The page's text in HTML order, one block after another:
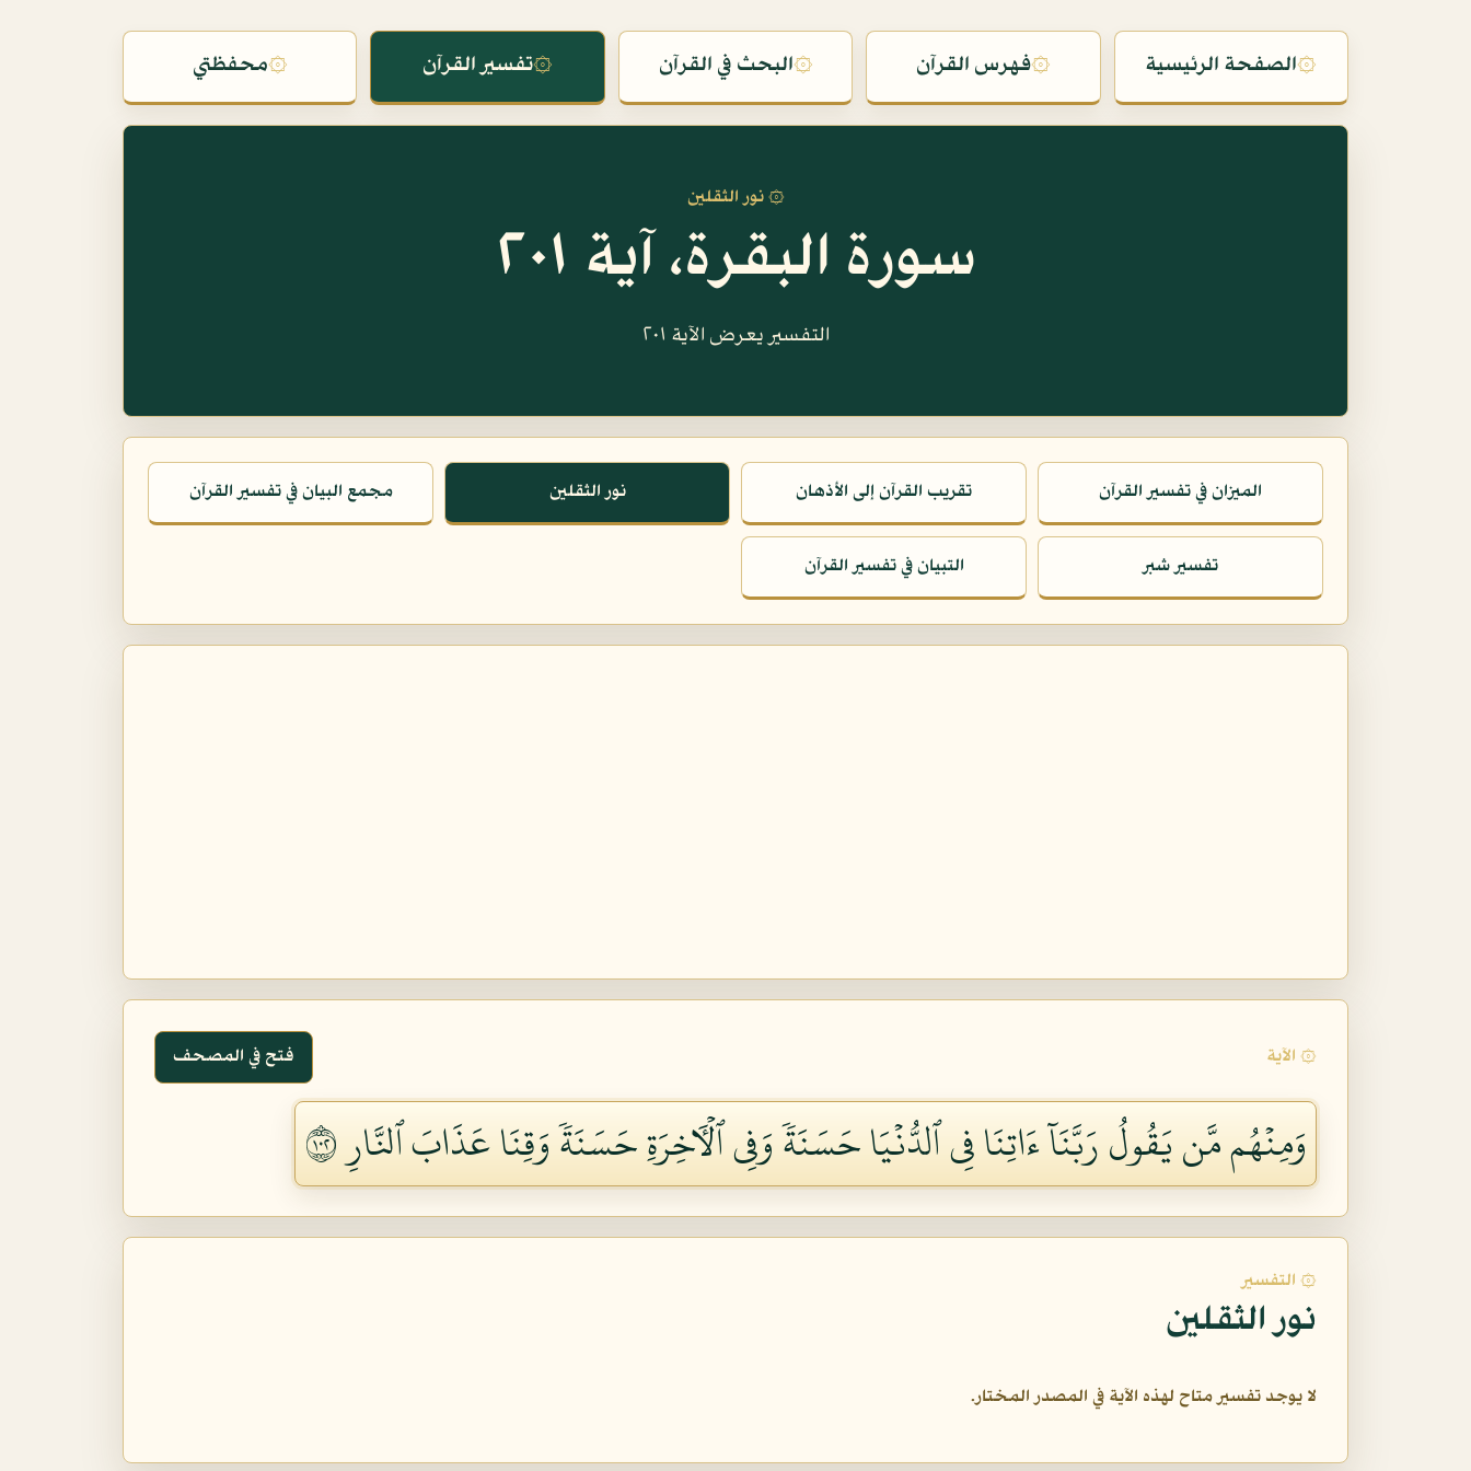
۞الصفحة الرئيسية ۞فهرس القرآن ۞البحث في القرآن ۞تفسير القرآن ۞محفظتي
۞ نور الثقلين
سورة البقرة، آية ٢٠١
التفسير يعرض الآية ٢٠١
الميزان في تفسير القرآن تقريب القرآن إلى الأذهان نور الثقلين مجمع البيان في تفسير القرآن
تفسير شبر التبيان في تفسير القرآن
۞ الآية فتح في المصحف
وَمِنۡهُم مَّن يَقُولُ رَبَّنَآ ءَاتِنَا فِي ٱلدُّنۡيَا حَسَنَةٗ وَفِي ٱلۡأٓخِرَةِ حَسَنَةٗ وَقِنَا عَذَابَ ٱلنَّارِ ٢٠١
۞ التفسير
نور الثقلين
لا يوجد تفسير متاح لهذه الآية في المصدر المختار.